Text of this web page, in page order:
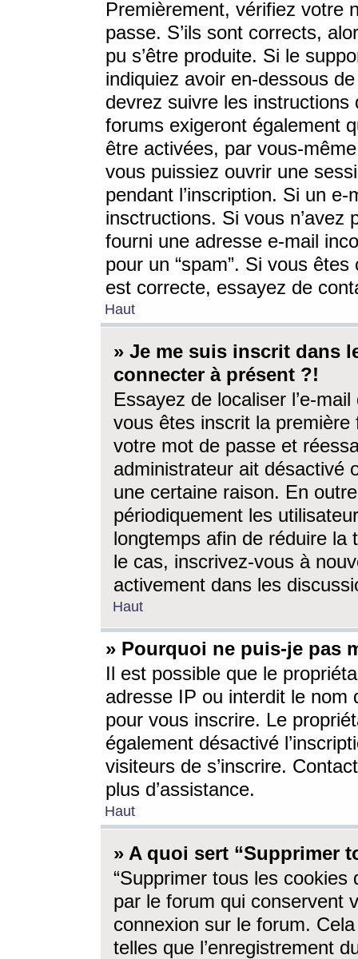
Premièrement, vérifiez votre
passe. S’ils sont corrects,
pu s’être produite. Si le
indiquiez avoir en-dessous
devrez suivre les
forums exigeront également
être activées, par vous-
vous puissiez ouvrir une
pendant l’inscription. Si un
insctructions. Si vous n’avez
fourni une adresse e-mail
pour un “spam”. Si vous
est correcte, essayez de
Haut
» Je me suis inscrit dans
connecter à présent ?!
Essayez de localiser l’e-
vous êtes inscrit la première
votre mot de passe et
administrateur ait désactivé
une certaine raison. En
périodiquement les
longtemps afin de réduire la
le cas, inscrivez-vous à
activement dans les
Haut
» Pourquoi ne puis-je pas
Il est possible que le
adresse IP ou interdit le nom
pour vous inscrire. Le
également désactivé
visiteurs de s’inscrire.
plus d’assistance.
Haut
» A quoi sert “Supprimer
“Supprimer tous les cookies
par le forum qui conservent
connexion sur le forum.
telles que l’enregistrement